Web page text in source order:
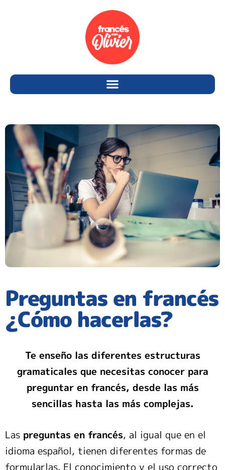
Preguntas en francés
¿Cómo hacerlas?
Te enseño las diferentes estructuras
gramaticales que necesitas conocer para
preguntar en francés, desde las más
sencillas hasta las más complejas.
Las preguntas en francés, al igual que en el
idioma español, tienen diferentes formas de
formularlas. El conocimiento y el uso correcto